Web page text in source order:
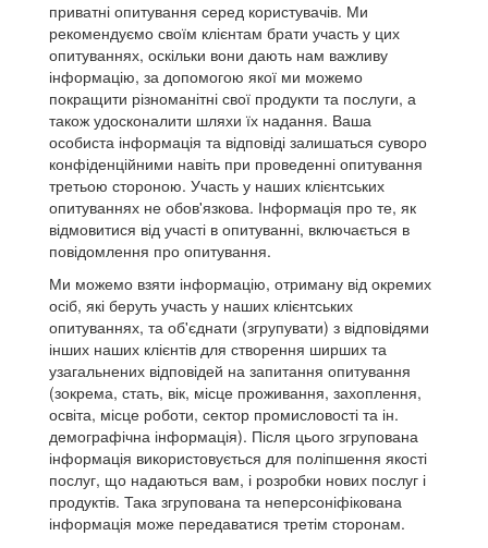
приватні опитування серед користувачів. Ми
рекомендуємо своїм клієнтам брати участь у цих
опитуваннях, оскільки вони дають нам важливу
інформацію, за допомогою якої ми можемо
покращити різноманітні свої продукти та послуги, а
також удосконалити шляхи їх надання. Ваша
особиста інформація та відповіді залишаться суворо
конфіденційними навіть при проведенні опитування
третьою стороною. Участь у наших клієнтських
опитуваннях не обов'язкова. Інформація про те, як
відмовитися від участі в опитуванні, включається в
повідомлення про опитування.
Ми можемо взяти інформацію, отриману від окремих
осіб, які беруть участь у наших клієнтських
опитуваннях, та об'єднати (згрупувати) з відповідями
інших наших клієнтів для створення ширших та
узагальнених відповідей на запитання опитування
(зокрема, стать, вік, місце проживання, захоплення,
освіта, місце роботи, сектор промисловості та ін.
демографічна інформація). Після цього згрупована
інформація використовується для поліпшення якості
послуг, що надаються вам, і розробки нових послуг і
продуктів. Така згрупована та неперсоніфікована
інформація може передаватися третім сторонам.